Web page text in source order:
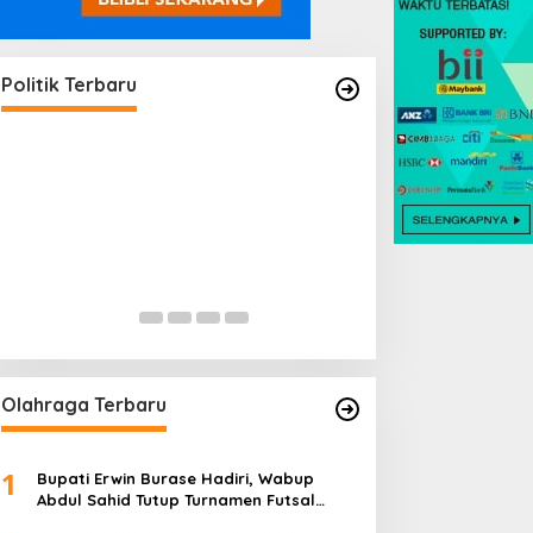
Politik Terbaru
Arnol Kawal
Olahraga Terbaru
1
Bupati Erwin Burase Hadiri, Wabup
Abdul Sahid Tutup Turnamen Futsal